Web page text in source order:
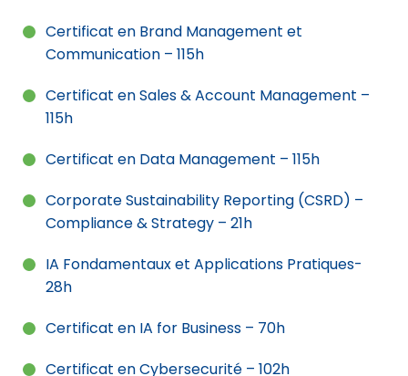
Certificat en Brand Management et
Communication – 115h
Certificat en Sales & Account Management –
115h
Certificat en Data Management – 115h
Corporate Sustainability Reporting (CSRD) –
Compliance & Strategy – 21h
IA Fondamentaux et Applications Pratiques-
28h
Certificat en IA for Business – 70h
Certificat en Cybersecurité – 102h